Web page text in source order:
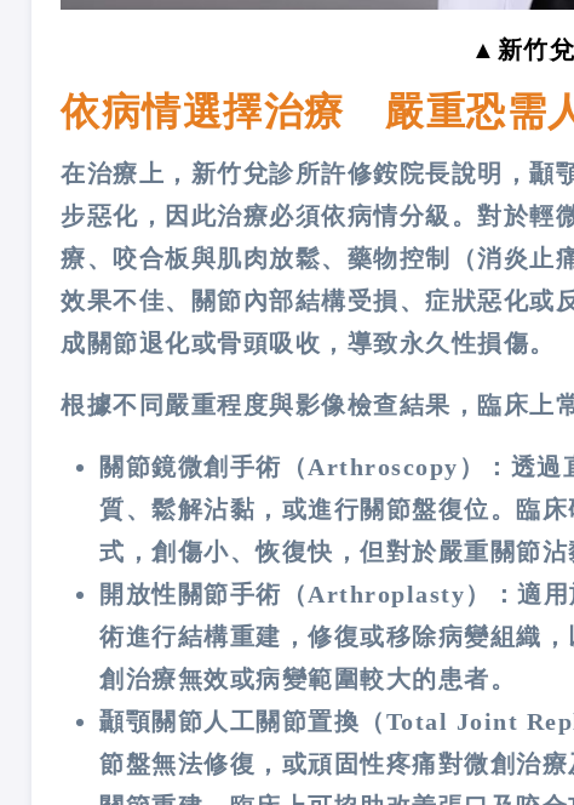
▲新竹
依病情選擇治療 嚴重恐需
在治療上，新竹兌診所許修銨院長說明，顳
步惡化，因此治療必須依病情分級。對於輕
療、咬合板與肌肉放鬆、藥物控制（消炎止
效果不佳、關節內部結構受損、症狀惡化或
成關節退化或骨頭吸收，導致永久性損傷。
根據不同嚴重程度與影像檢查結果，臨床上
關節鏡微創手術（Arthroscopy）：透過
質、鬆解沾黏，或進行關節盤復位。臨
式，創傷小、恢復快，但對於嚴重關節
開放性關節手術（Arthroplasty）：適
術進行結構重建，修復或移除病變組織
創治療無效或病變範圍較大的患者。
顳顎關節人工關節置換（Total Joint
節盤無法修復，或頑固性疼痛對微創治